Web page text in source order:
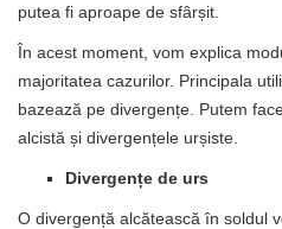
putea fi aproape de sfârșit.
În acest moment, vom explica
majoritatea cazurilor. Principala
bazează pe divergențe. Putem
alcistă și divergențele urșiste.
Divergențe de urs
O divergență alcătească în soldul